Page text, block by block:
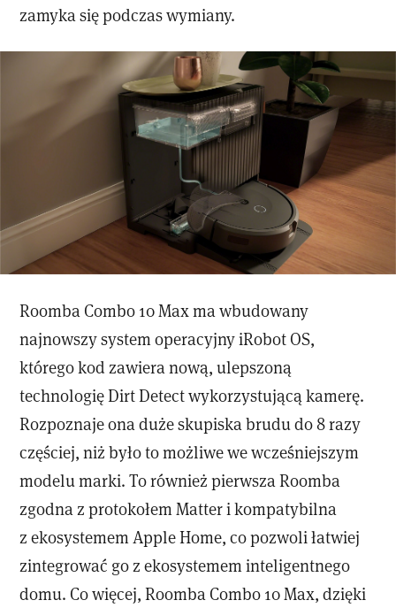
zamyka się podczas wymiany.
Roomba Combo 10 Max ma wbudowany
najnowszy system operacyjny iRobot OS,
którego kod zawiera nową, ulepszoną
technologię Dirt Detect wykorzystującą kamerę.
Rozpoznaje ona duże skupiska brudu do 8 razy
częściej, niż było to możliwe we wcześniejszym
modelu marki. To również pierwsza Roomba
zgodna z protokołem Matter i kompatybilna
z ekosystemem Apple Home, co pozwoli łatwiej
zintegrować go z ekosystemem inteligentnego
domu. Co więcej, Roomba Combo 10 Max, dzięki